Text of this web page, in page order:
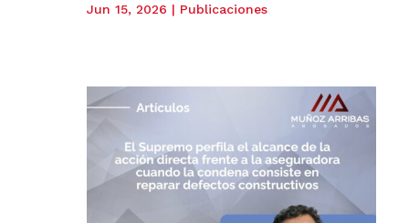
Jun 15, 2026 | Publicaciones